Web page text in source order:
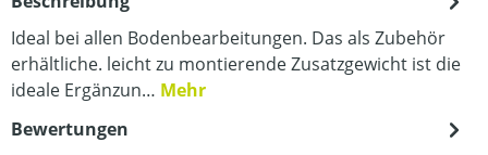
Ideal bei allen Bodenbearbeitungen. Das als Zubehör
erhältliche. leicht zu montierende Zusatzgewicht ist die
ideale Ergänzun… Mehr
Bewertungen